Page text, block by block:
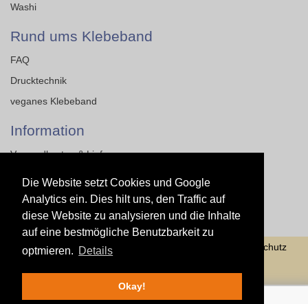
Die Website setzt Cookies und Google
Analytics ein. Dies hilt uns, den Traffic auf
diese Website zu analysieren und die Inhalte
auf eine bestmögliche Benutzbarkeit zu
optmieren. Details
Okay!
Washi
Rund ums Klebeband
FAQ
Drucktechnik
veganes Klebeband
Information
Versandkosten & Lieferung
AGB
Datenschutz
Tapethat - bedrucktes Klebeband
Datenschutz